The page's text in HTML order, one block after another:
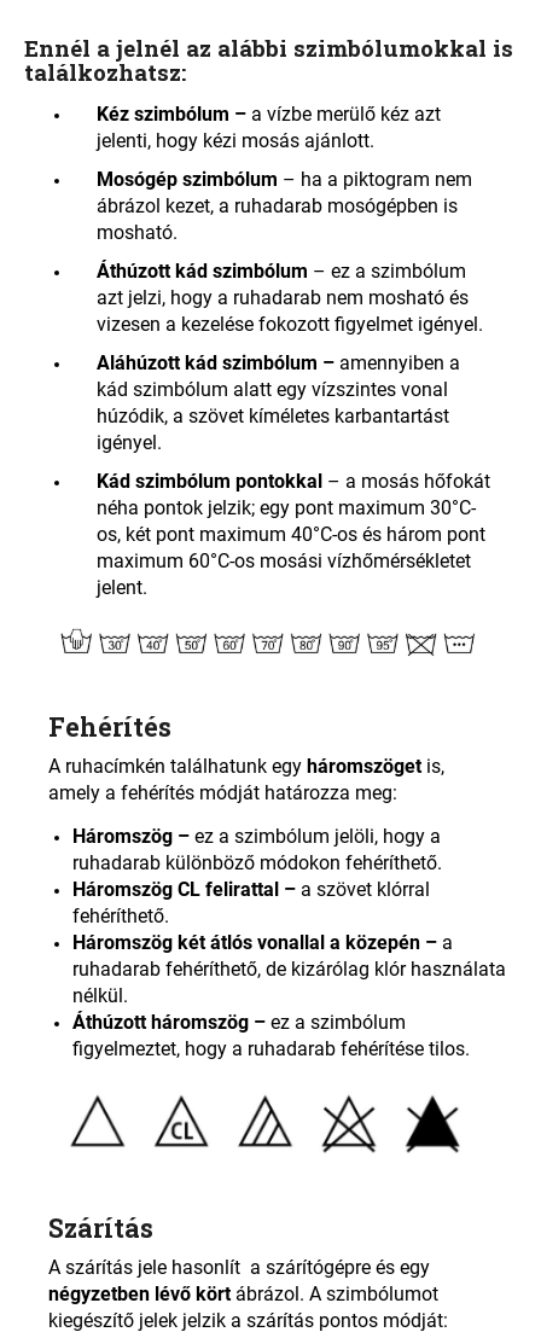
Ennél a jelnél az alábbi szimbólumokkal is
találkozhatsz:
Kéz szimbólum – a vízbe merülő kéz azt
jelenti, hogy kézi mosás ajánlott.
Mosógép szimbólum – ha a piktogram nem
ábrázol kezet, a ruhadarab mosógépben is
mosható.
Áthúzott kád szimbólum – ez a szimbólum
azt jelzi, hogy a ruhadarab nem mosható és
vizesen a kezelése fokozott figyelmet igényel.
Aláhúzott kád szimbólum – amennyiben a
kád szimbólum alatt egy vízszintes vonal
húzódik, a szövet kíméletes karbantartást
igényel.
Kád szimbólum pontokkal – a mosás hőfokát
néha pontok jelzik; egy pont maximum 30°C-
os, két pont maximum 40°C-os és három pont
maximum 60°C-os mosási vízhőmérsékletet
jelent.
Fehérítés
A ruhacímkén találhatunk egy háromszöget is,
amely a fehérítés módját határozza meg:
Háromszög – ez a szimbólum jelöli, hogy a
ruhadarab különböző módokon fehéríthető.
Háromszög CL felirattal – a szövet klórral
fehéríthető.
Háromszög két átlós vonallal a közepén – a
ruhadarab fehéríthető, de kizárólag klór használata
nélkül .
Áthúzott háromszög – ez a szimbólum
figyelmeztet, hogy a ruhadarab fehérítése tilos.
Szárítás
A szárítás jele hasonlít a szárítógépre és egy
négyzetben lévő körtábrázol. A szimbólumot
kiegészítő jelek jelzik a szárítás pontos módját: